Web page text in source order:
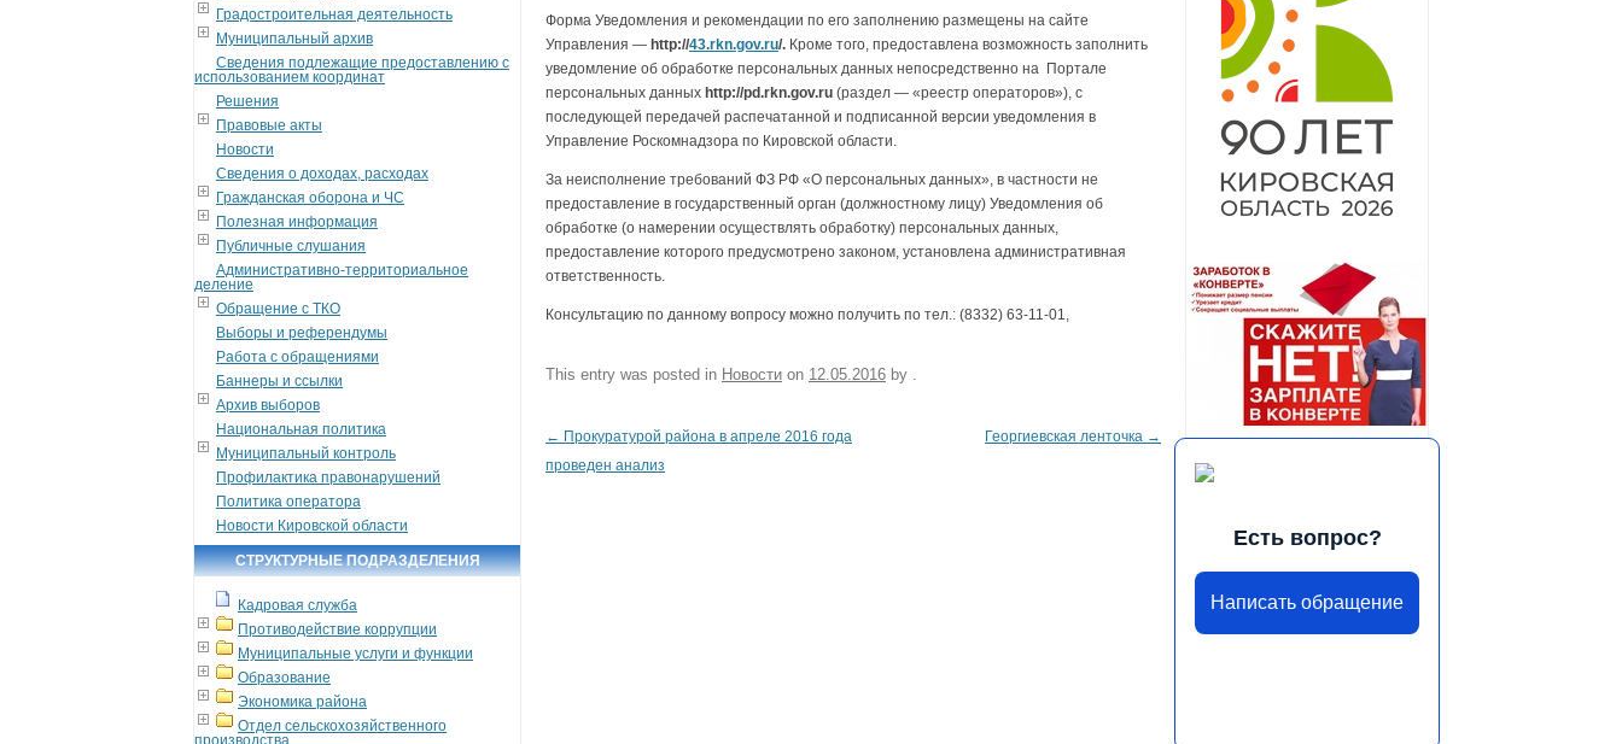
Градостроительная деятельность
Муниципальный архив
Сведения подлежащие предоставлению с
использованием координат
Решения
Правовые акты
Новости
Сведения о доходах, расходах
Гражданская оборона и ЧС
Полезная информация
Публичные слушания
Административно-территориальное
деление
Обращение с ТКО
Выборы и референдумы
Работа с обращениями
Баннеры и ссылки
Архив выборов
Национальная политика
Муниципальный контроль
Профилактика правонарушений
Политика оператора
Новости Кировской области
СТРУКТУРНЫЕ ПОДРАЗДЕЛЕНИЯ
Кадровая служба
Противодействие коррупции
Муниципальные услуги и функции
Образование
Экономика района
Отдел сельскохозяйственного
производства
Форма Уведомления и рекомендации по его заполнению размещены на сайте
Управления — http://43.rkn.gov.ru/. Кроме того, предоставлена возможность заполнить
уведомление об обработке персональных данных непосредственно на Портале
персональных данных http://pd.rkn.gov.ru (раздел — «реестр операторов»), с
последующей передачей распечатанной и подписанной версии уведомления в
Управление Роскомнадзора по Кировской области.
За неисполнение требований ФЗ РФ «О персональных данных», в частности не
предоставление в государственный орган (должностному лицу) Уведомления об
обработке (о намерении осуществлять обработку) персональных данных,
предоставление которого предусмотрено законом, установлена административная
ответственность.
Консультацию по данному вопросу можно получить по тел.: (8332) 63-11-01,
This entry was posted in Новости on 12.05.2016 by
Post navigation
← Прокуратурой района в апреле 2016 года
проведен анализ
Георгиевская ленточка →
Есть вопрос?
Написать обращение